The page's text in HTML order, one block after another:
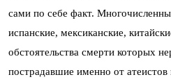
сами по себе факт.
испанские, мексиканские,
обстоятельства смерти которых
пострадавшие именно от атеистов